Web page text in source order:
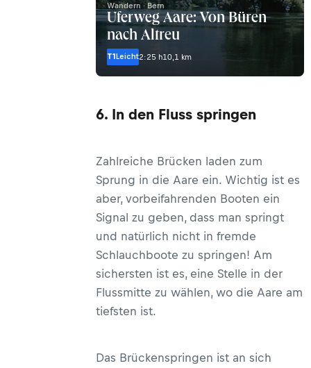
Wandern · Bern
Uferweg Aare: Von Büren
nach Altreu
T1Leicht2:25 h10,1 km
6. In den Fluss springen
Zahlreiche Brücken laden zum
Sprung in die Aare ein. Wichtig ist es
aber, vorbeifahrenden Booten ein
Signal zu geben, dass man springt
und natürlich nicht in fremde
Schlauchboote zu springen! Am
sichersten ist es, eine Stelle in der
Flussmitte zu wählen, wo die Aare am
tiefsten ist.
Das Brückenspringen ist an sich